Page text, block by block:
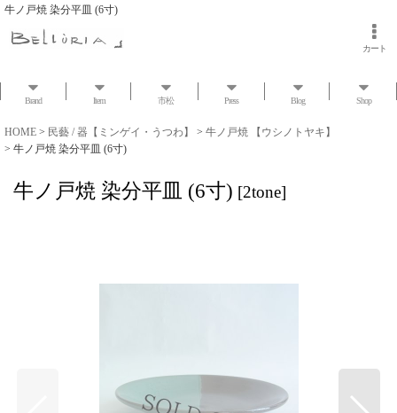
牛ノ戸焼 染分平皿 (6寸)
カート
Brand Item 市松 Press Blog Shop
HOME > 民藝 / 器【ミンゲイ・うつわ】 > 牛ノ戸焼 【ウシノトヤキ】
> 牛ノ戸焼 染分平皿 (6寸)
牛ノ戸焼 染分平皿 (6寸) [2tone]